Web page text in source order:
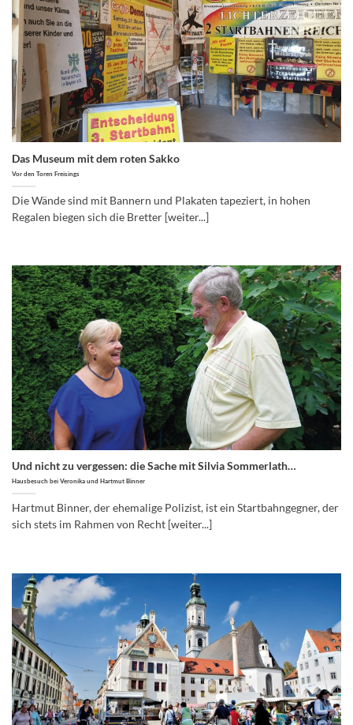
Das Museum mit dem roten Sakko
Vor den Toren Freisings
Die Wände sind mit Bannern und Plakaten tapeziert, in hohen
Regalen biegen sich die Bretter [weiter...]
Und nicht zu vergessen: die Sache mit Silvia Sommerlath…
Hausbesuch bei Veronika und Hartmut Binner
Hartmut Binner, der ehemalige Polizist, ist ein Startbahngegner, der
sich stets im Rahmen von Recht [weiter...]